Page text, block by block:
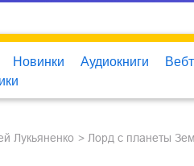
Новинки Аудиокниги
Лукьяненко Лорд с планеты